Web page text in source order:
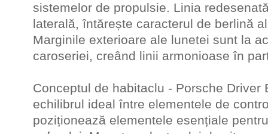
sistemelor de propulsie. Linia
laterală, întărește caracterul de berlină
Marginile exterioare ale lunetei sunt la
caroseriei, creând linii armonioase în
Conceptul de habitaclu - Porsche Driver
echilibrul ideal între elementele de
poziționează elementele esențiale